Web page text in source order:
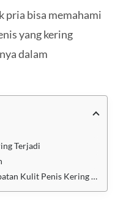
pria bisa memahami
yang kering
dalam
Terjadi
Kulit Penis Kering di Klinik